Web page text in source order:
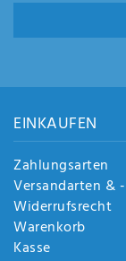
Anf
de
EINKAUFEN
Zahlungsarten
Versandarten &
Widerrufsrecht
Warenkorb
Kasse